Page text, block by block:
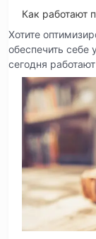
Как работают
Хотите
обеспечить себе
сегодня